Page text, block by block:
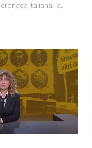
italiana: la